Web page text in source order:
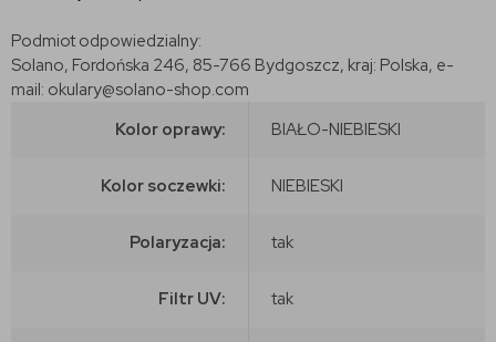
Podmiot odpowiedzialny:
Solano, Fordońska 246, 85-766 Bydgoszcz, kraj: Polska, e-
mail: okulary@solano-shop.com
Kolor oprawy:
BIAŁO-NIEBIESKI
Kolor soczewki: NIEBIESKI
Polaryzacja: tak
Filtr UV: tak